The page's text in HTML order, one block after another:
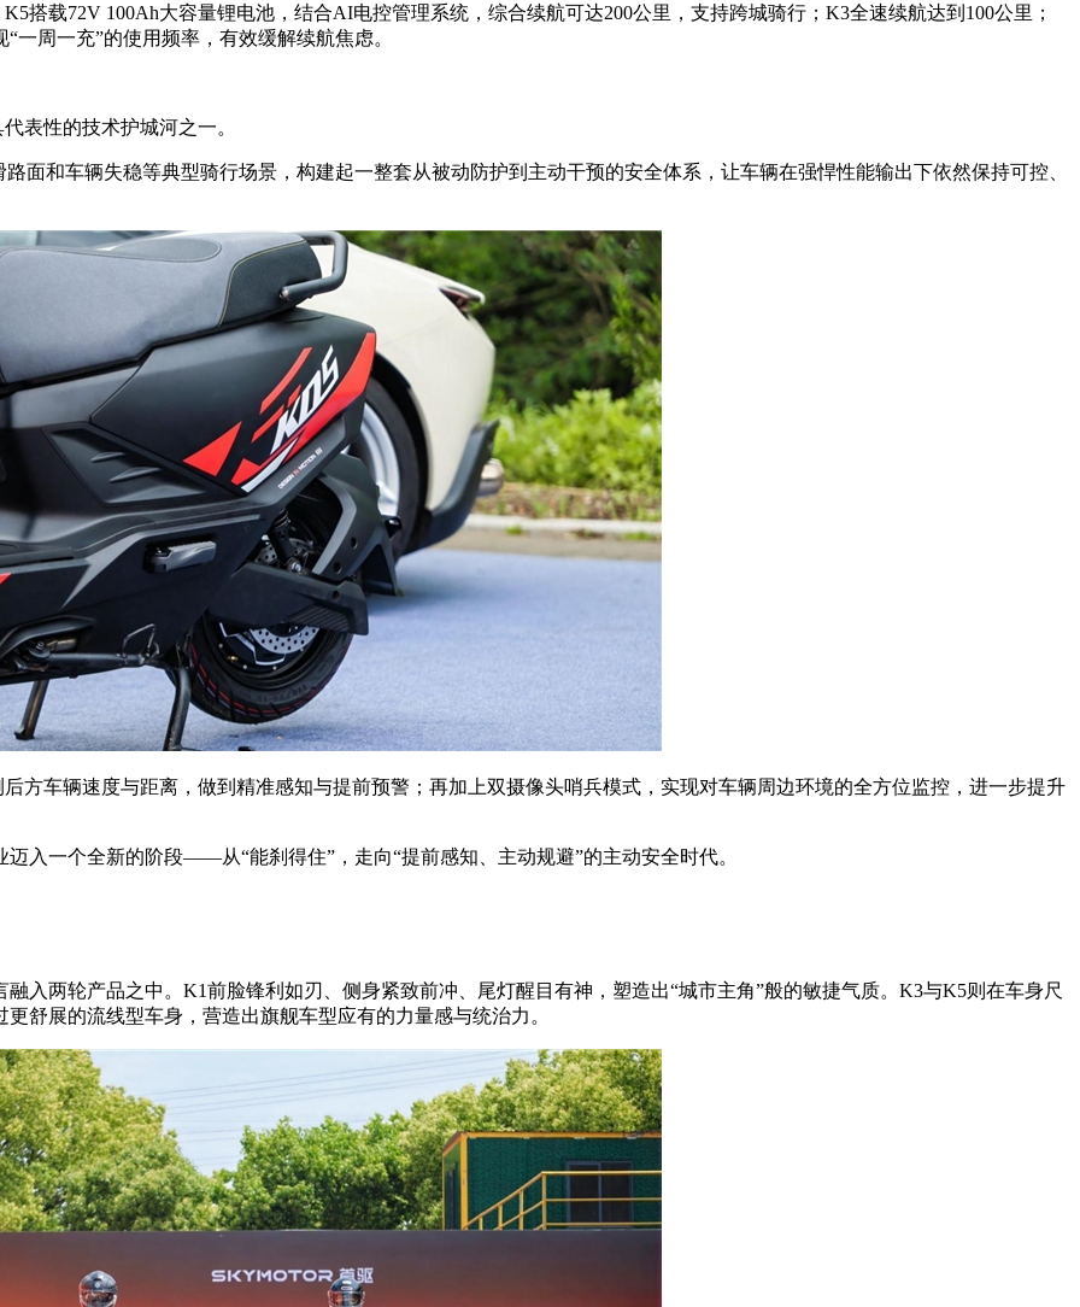
搭载72V 100Ah大容量锂电池，结合AI电控管理系统，综合续航可达200公里，支持跨城骑行；K3全速续航达到100公里；
周一充”的使用频率，有效缓解续航焦虑。
表性的技术护城河之一。
面和车辆失稳等典型骑行场景，构建起一整套从被动防护到主动干预的安全体系，让车辆在强悍性能输出下依然保持可控、
方车辆速度与距离，做到精准感知与提前预警；再加上双摄像头哨兵模式，实现对车辆周边环境的全方位监控，进一步提升
入一个全新的阶段——从“能刹得住”，走向“提前感知、主动规避”的主动安全时代。
入两轮产品之中。K1前脸锋利如刃、侧身紧致前冲、尾灯醒目有神，塑造出“城市主角”般的敏捷气质。K3与K5则在车身尺
舒展的流线型车身，营造出旗舰车型应有的力量感与统治力。